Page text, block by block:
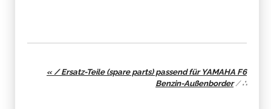
« / Ersatz-Teile (spare parts) passend für YAMAHA F6
Benzin-Außenborder/∴